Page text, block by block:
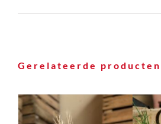
Gerelateerde producten